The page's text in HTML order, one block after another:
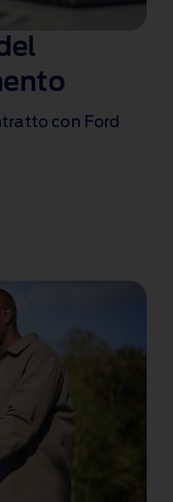
con Ford